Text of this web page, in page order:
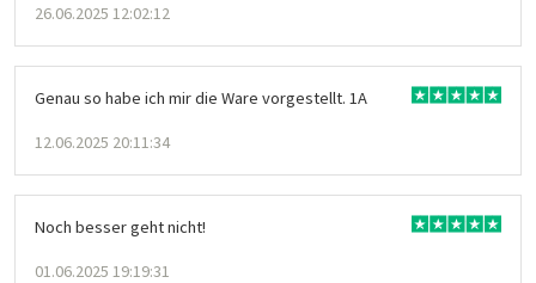
26.06.2025 12:02:12
Genau so habe ich mir die Ware vorgestellt. 1A
12.06.2025 20:11:34
Noch besser geht nicht!
01.06.2025 19:19:31